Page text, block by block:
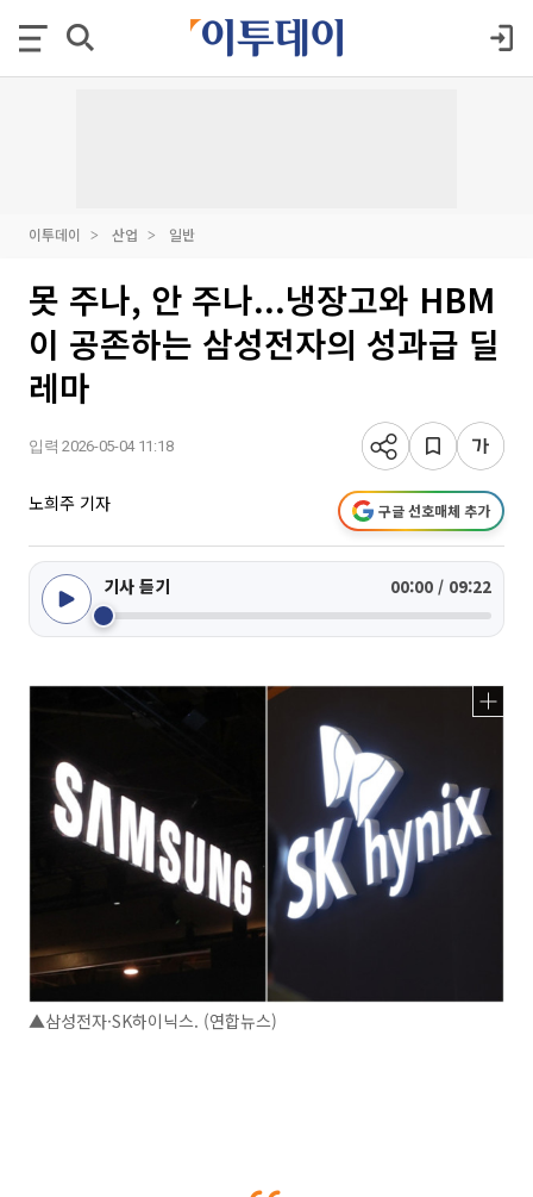
이투데이 산업 일반
못 주나, 안 주나...냉장고와 HBM
이 공존하는 삼성전자의 성과급 딜
레마
입력 2026-05-04 11:18
노희주 기자 구글 선호매체 추가
기사 듣기 00:00 / 09:22
▲삼성전자·SK하이닉스. (연합뉴스)